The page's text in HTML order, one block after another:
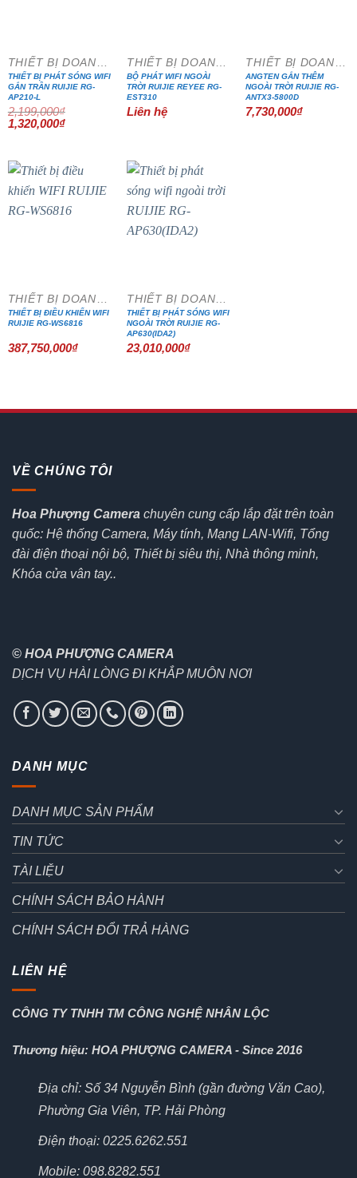
THIẾT BỊ PHÁT SÓNG WIFI
GẮN TRẦN RUIJIE RG-
AP210-L
2,199,000₫
Giá
gốc
1,320,000₫Giá
1,320,000₫.
BỘ PHÁT WIFI NGOÀI
TRỜI RUIJIE REYEE RG-
EST310
Liên hệ
ANGTEN GẮN THÊM
NGOÀI TRỜI RUIJIE RG-
ANTX3-5800D
7,730,000₫
THIẾT BỊ ĐIỀU KHIỂN WIFI
RUIJIE RG-WS6816
387,750,000₫
THIẾT BỊ PHÁT SÓNG WIFI
NGOÀI TRỜI RUIJIE RG-
AP630(IDA2)
23,010,000₫
VỀ CHÚNG TÔI
Hoa Phượng Camera chuyên cung cấp lắp đặt trên toàn
quốc: Hệ thống Camera, Máy tính, Mạng LAN-Wifi, Tổng
đài điện thoại nội bộ, Thiết bị siêu thị, Nhà thông minh,
Khóa cửa vân tay..
© HOA PHƯỢNG CAMERA
DỊCH VỤ HÀI LÒNG ĐI KHẮP MUÔN NƠI
DANH MỤC
DANH MỤC SẢN PHẨM
TIN TỨC
TÀI LIỆU
CHÍNH SÁCH BẢO HÀNH
CHÍNH SÁCH ĐỔI TRẢ HÀNG
LIÊN HỆ
CÔNG TY TNHH TM CÔNG NGHỆ NHÂN LỘC
Thương hiệu: HOA PHƯỢNG CAMERA - Since 2016
Địa chỉ: Số 34 Nguyễn Bình (gần đường Văn Cao),
Phường Gia Viên, TP. Hải Phòng
Điện thoại: 0225.6262.551
Mobile: 098.8282.551